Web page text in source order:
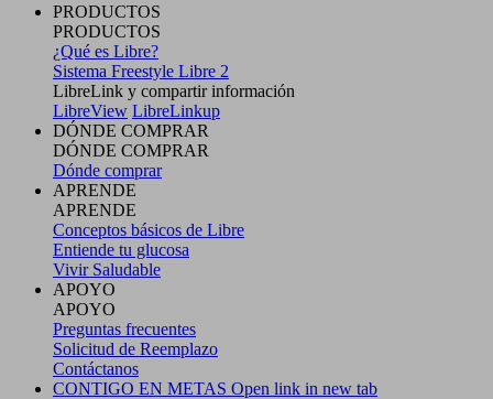
PRODUCTOS
PRODUCTOS
¿Qué es Libre?
Sistema Freestyle Libre 2
LibreLink y compartir información
LibreView LibreLinkup
DÓNDE COMPRAR
DÓNDE COMPRAR
Dónde comprar
APRENDE
APRENDE
Conceptos básicos de Libre
Entiende tu glucosa
Vivir Saludable
APOYO
APOYO
Preguntas frecuentes
Solicitud de Reemplazo
Contáctanos
CONTIGO EN METAS Open link in new tab